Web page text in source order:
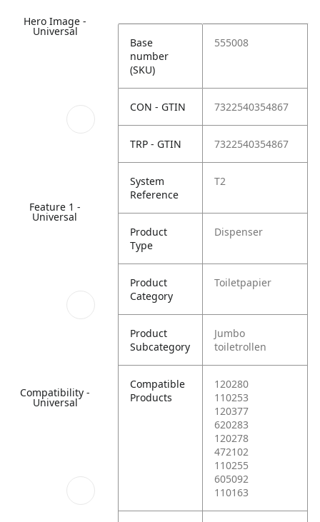
Hero Image -
Universal
Feature 1 -
Universal
Compatibility -
Universal
Base
number
(SKU)
555008
CON - GTIN 7322540354867
TRP - GTIN 7322540354867
System
Reference
T2
Product
Type
Dispenser
Product
Category
Toiletpapier
Product
Subcategory
Jumbo
toiletrollen
Compatible
Products
120280
110253
120377
620283
120278
472102
110255
605092
110163